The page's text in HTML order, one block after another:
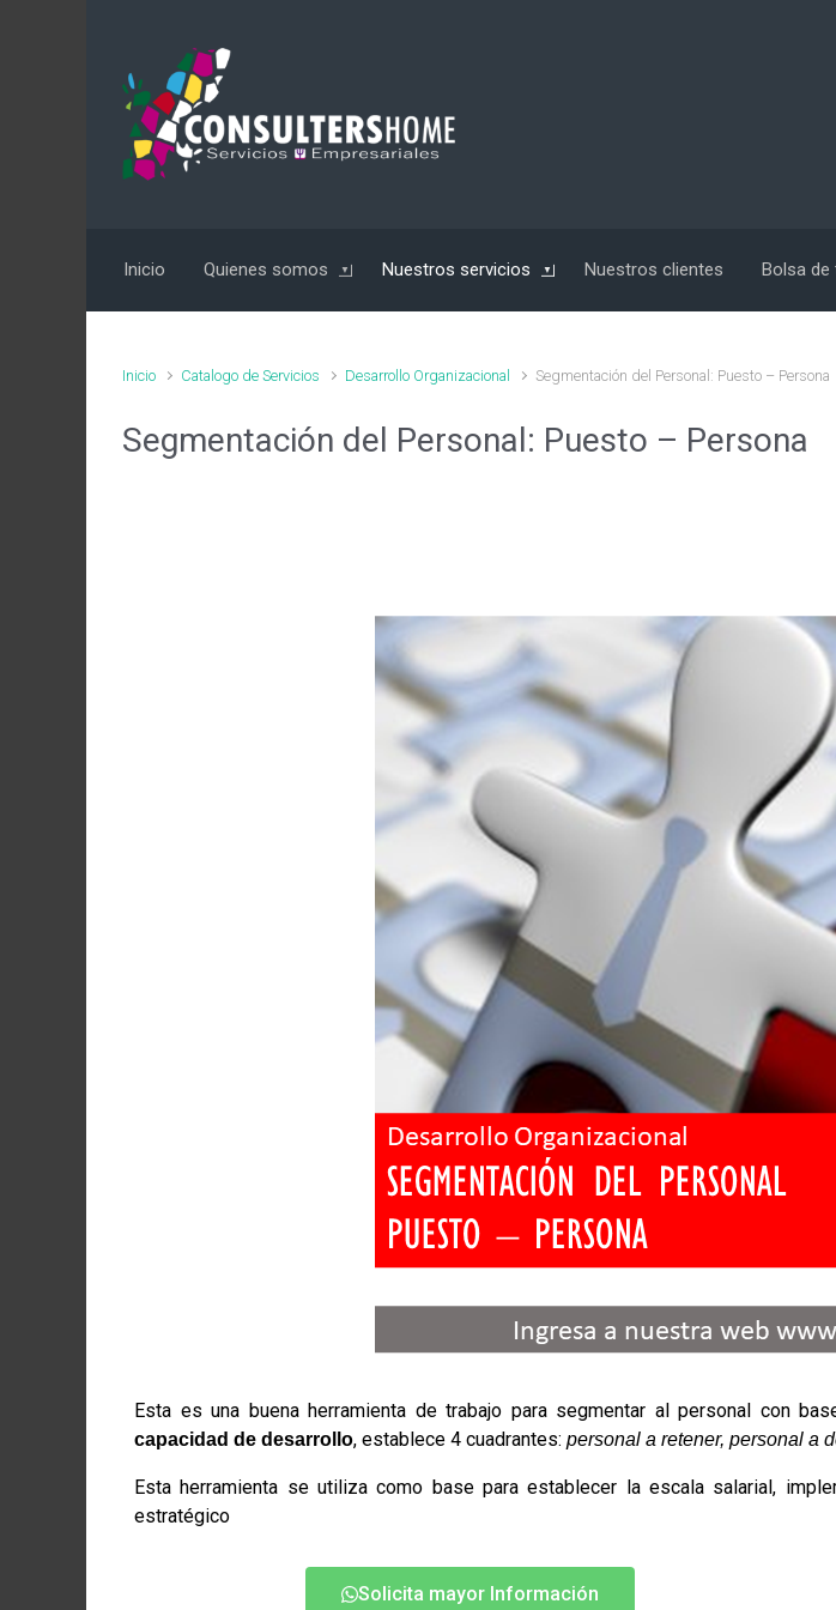
Inicio Quienes somos Nuestros servicios Nuestros clientes Bolsa de
Inicio Catalogo de Servicios Desarrollo Organizacional Segmentación del Personal: Puesto – Persona
Segmentación del Personal: Puesto – Persona
Esta es una buena herramienta de trabajo para segmentar al personal con
capacidad de desarrollo, establece 4 cuadrantes: personal a retener, personal a
Esta herramienta se utiliza como base para establecer la escala salarial,
estratégico
Solicita mayor Información